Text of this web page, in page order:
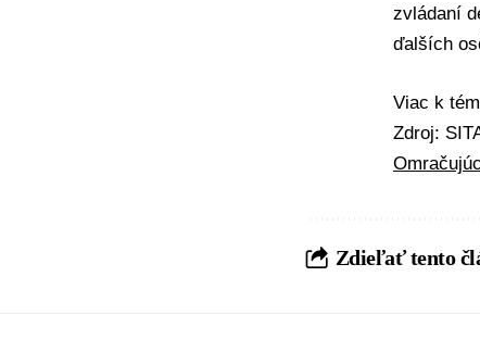
zvládaní
ďalších
Viac k
Zdroj:
Zdieľať tento